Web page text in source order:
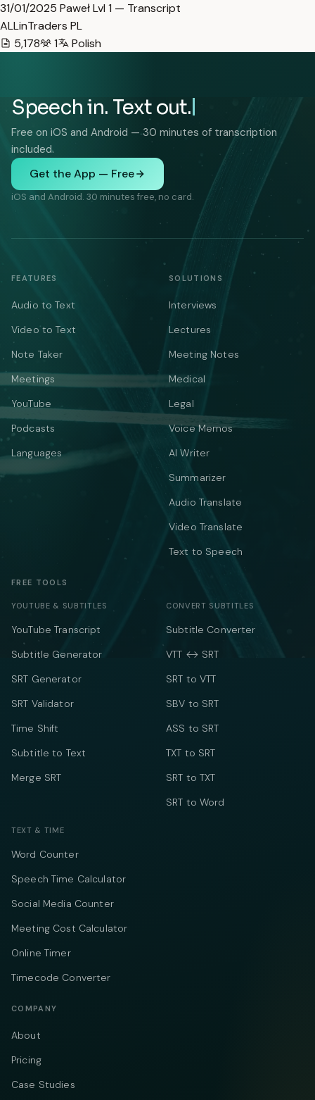
31/01/2025 Paweł Lvl 1 — Transcript
ALLinTraders PL
5,178
1 Polish
Speech in. Text out.
Free on iOS and Android — 30 minutes of transcription
included.
Get the App — Free
iOS and Android. 30 minutes free, no card.
FEATURES
Audio to Text
Video to Text
Note Taker
Meetings
YouTube
Podcasts
Languages
SOLUTIONS
Interviews
Lectures
Meeting Notes
Medical
Legal
Voice Memos
AI Writer
Summarizer
Audio Translate
Video Translate
Text to Speech
FREE TOOLS
YOUTUBE & SUBTITLES
YouTube Transcript
Subtitle Generator
SRT Generator
SRT Validator
Time Shift
Subtitle to Text
Merge SRT
CONVERT SUBTITLES
Subtitle Converter
VTT ↔ SRT
SRT to VTT
SBV to SRT
ASS to SRT
TXT to SRT
SRT to TXT
SRT to Word
TEXT & TIME
Word Counter
Speech Time Calculator
Social Media Counter
Meeting Cost Calculator
Online Timer
Timecode Converter
COMPANY
About
Pricing
Case Studies